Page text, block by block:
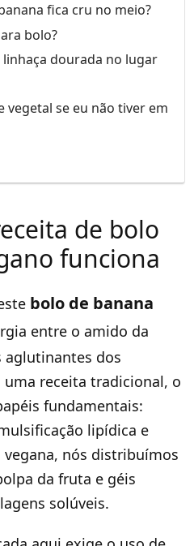
fica cru no meio?
bolo?
dourada no lugar
vegetal se eu não tiver em
de bolo
funciona
bolo de banana
entre o amido da
aglutinantes dos
receita tradicional, o
fundamentais:
lipídica e
nós distribuímos
da fruta e géis
solúveis.